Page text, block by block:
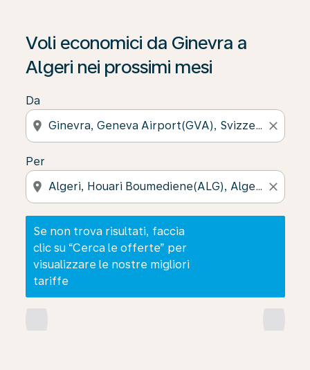
Voli economici da Ginevra a
Algeri nei prossimi mesi
Da
location_on close
Per
location_on close
Se non trova risultati, faccia
clic su “Cerca le offerte” per
visualizzare le nostre migliori
tariffe
Se non trova risultati, faccia clic su “Cerca le offerte”